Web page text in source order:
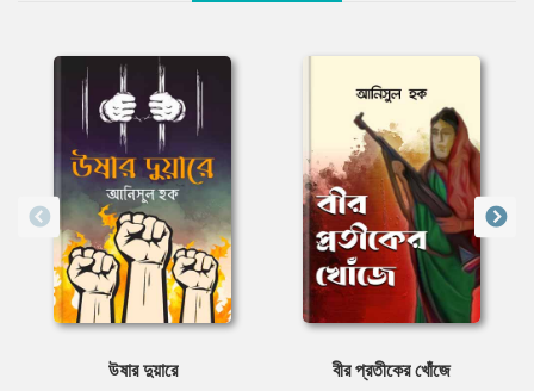
উষার দুয়ারে বীর প্রতীকের খোঁজে